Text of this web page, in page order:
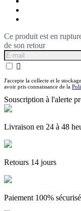
Ce produit est en
de son retour

J'accepte la collecte et le
avoir pris connaissance de la
Souscription à l'alerte
Livraison en 24 à 48
Retours 14 jours
Paiement 100% sécurisé